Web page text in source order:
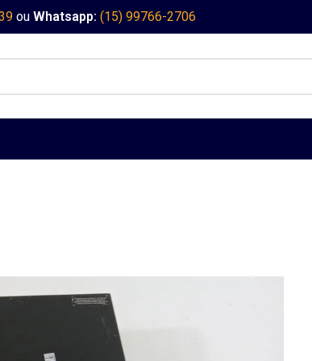
ou Whatsapp: (15) 99766-2706